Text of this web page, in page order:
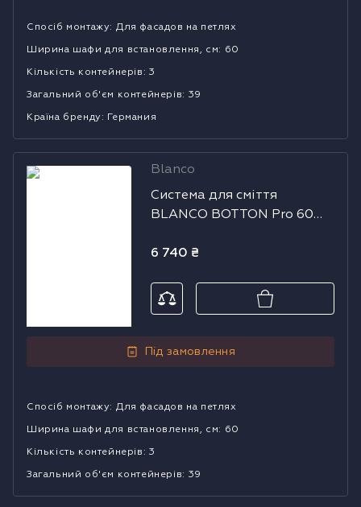
Спосіб монтажу: Для фасадов на петлях
Ширина шафи для встановлення, см: 60
Кількість контейнерів : 3
Загальний об'єм контейнерів: 39
Країна бренду : Германия
Система для
Blanco
Система для сміття
BLANCO BOTTON Pro 60
6 740 ₴
Під замовлення
Спосіб монтажу: Для фасадов на петлях
Ширина шафи для встановлення, см: 60
Кількість контейнерів : 3
Загальний об'єм контейнерів: 39